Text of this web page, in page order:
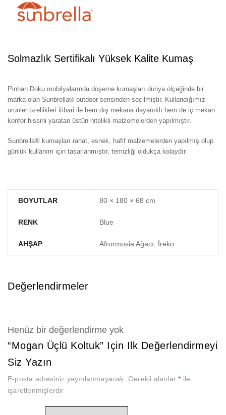
Solmazlık Sertifikalı Yüksek Kalite Kumaş
Pinhan Doku mobilyalarında döşeme kumaşları dünya ölçeğinde bir
marka olan Sunbrella® outdoor serisinden seçilmiştir. Kullandığımız
ürünler özellikleri itibari ile hem dış mekana dayanıklı hem de iç mekan
konfor hissini yaratan üstün nitelikli malzemelerden yapılmıştır.
Sunbrella® kumaşları rahat, esnek, hafif malzemelerden yapılmış olup
günlük kullanım için tasarlanmıştır, temizliği oldukça kolaydır.
BOYUTLAR 80 × 180 × 68 cm
RENK Blue
AHŞAP Afrormosia Ağacı, İreko
Değerlendirmeler
Henüz bir değerlendirme yok
“Mogan Üçlü Koltuk” Için Ilk Değerlendirmeyi
Siz Yazın
E-posta adresiniz yayınlanmayacak. Gerekli alanlar* ile
işaretlenmişlerdir